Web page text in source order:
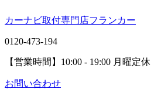
カーナビ取付専⾨店フランカー
0120-473-194
【営業時間】 10:00 - 19:00 月曜定休
お問い合わせ